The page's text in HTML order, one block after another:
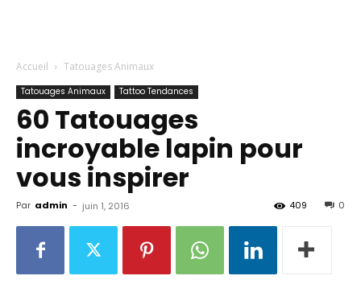
Accueil Tatouages Animaux
Tatouages Animaux Tattoo Tendances
60 Tatouages ​​
incroyable lapin pour
vous inspirer
Par admin - juin 1, 2016 0
409